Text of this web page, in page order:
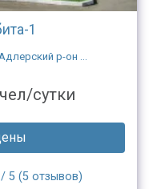
1
р-он ...
сутки
5 (5 отзывов)